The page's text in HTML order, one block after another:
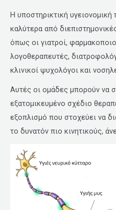
Η υποστηρικτική
καλύτερα από
όπως οι γιατροί,
λογοθεραπευτές,
κλινικοί ψυχολόγοι και
Αυτές οι ομάδες μπορούν να
εξατομικευμένο σχέδιο
εξοπλισμό που στοχεύει να
το δυνατόν πιο κινητικούς,